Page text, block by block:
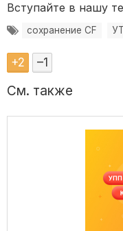
Вступайте в нашу
сохранение CF УТ
+2 –1
См. также